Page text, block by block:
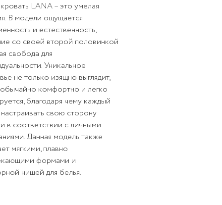
LANA – это умелая
В модели ощущается
и естественность,
со своей второй половинкой
свобода для
Уникальное
не только изящно выглядит,
комфортно и легко
благодаря чему каждый
свою сторону
в соответствии с личными
Данная модель также
мягкими, плавно
формами и
нишей для белья.